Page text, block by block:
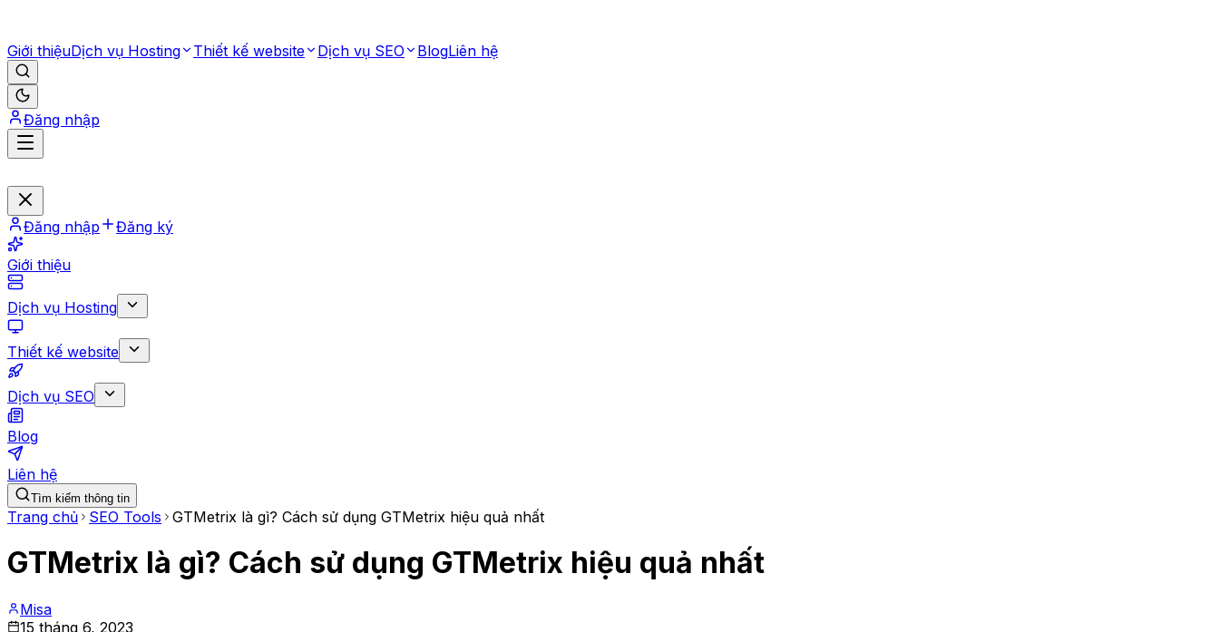
Giới thiệuDịch vụ Hosting Thiết kế website Dịch vụ SEO BlogLiên hệ
Đăng nhập
Đăng nhập Đăng ký
Giới thiệu
Dịch vụ Hosting
Thiết kế website
Dịch vụ SEO
Blog
Liên hệ
Tìm kiếm thông tin
Trang chủ SEO Tools GTMetrix là gì? Cách sử dụng GTMetrix hiệu quả nhất
GTMetrix là gì? Cách sử dụng GTMetrix hiệu quả nhất
Misa
15 tháng 6, 2023